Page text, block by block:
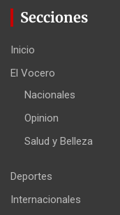
Secciones
Inicio
El Vocero
Nacionales
Opinion
Salud y Belleza
Deportes
Internacionales